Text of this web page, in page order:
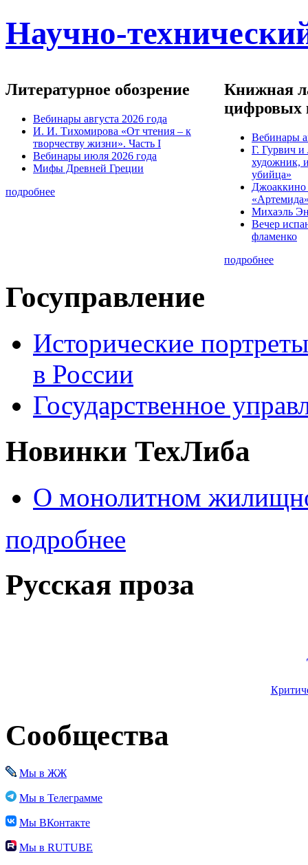
Научно-
Литературное обозрение
Вебинары августа 2026 года
И. И. Тихомирова «От чтения – к
творчеству жизни». Часть I
Вебинары июля 2026 года
Мифы Древней Греции
подробнее
Книжная
цифровых
Вебинары
Г. Гурвич
художник,
убийца»
Михаэль
Вечер
фламенко
подробнее
Госуправление
Исторические
в России
Государственное
Новинки ТехЛиба
О монолитном
подробнее
Русская проза
Сообщества
Мы в ЖЖ
Мы в Телеграмме
Мы ВКонтакте
Мы в RUTUBE